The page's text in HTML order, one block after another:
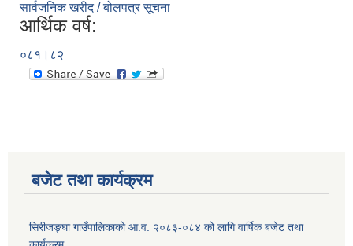
सार्वजनिक खरीद / बोलपत्र सूचना
आर्थिक वर्ष:
०८१।८२
बजेट तथा कार्यक्रम
सिरीजङ्घा गाउँपालिकाको आ.व. २०८३-०८४ को लागि वार्षिक बजेट तथा